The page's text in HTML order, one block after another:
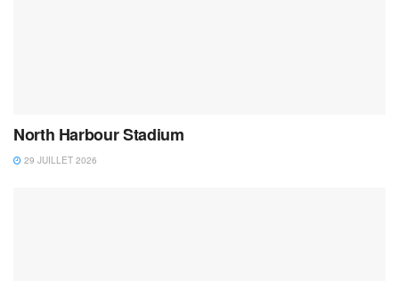
North Harbour Stadium
29 JUILLET 2026